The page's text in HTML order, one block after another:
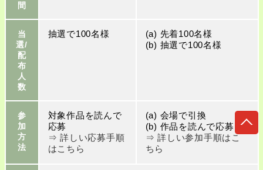
間
当
選/
配
布
人
数
抽選で100名様
(a) 先着100名様
(b) 抽選で100名様
参
加
方
法
対象作品を読んで
応募
⇒ 詳しい応募手順
はこちら
(a) 会場で引換
(b) 作品を読んで応募
⇒ 詳しい参加手順はこ
ちら